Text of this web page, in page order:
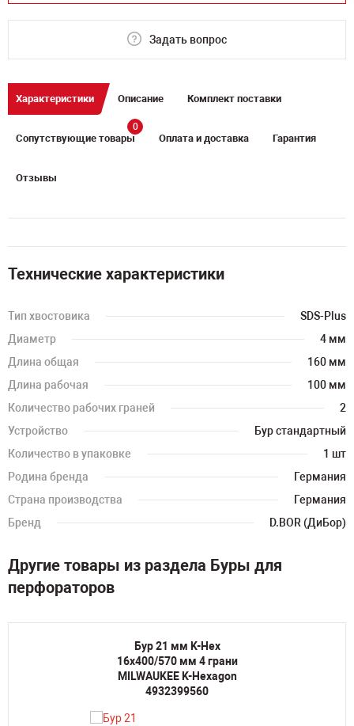
Задать вопрос
Характеристики Описание Комплект поставки
Сопутствующие товары
0
Оплата и доставка Гарантия
Отзывы
Технические характеристики
Тип хвостовика
SDS-Plus
Диаметр
4 мм
Длина общая
160 мм
Длина рабочая
100 мм
Количество рабочих граней
2
Устройство
Бур стандартный
Количество в упаковке
1 шт
Родина бренда
Германия
Страна производства
Германия
Бренд
D.BOR (ДиБор)
Другие товары из раздела Буры для
перфораторов
Бур 21 мм K-Hex
16х400/570 мм 4 грани
MILWAUKEE K-Hexagon
4932399560